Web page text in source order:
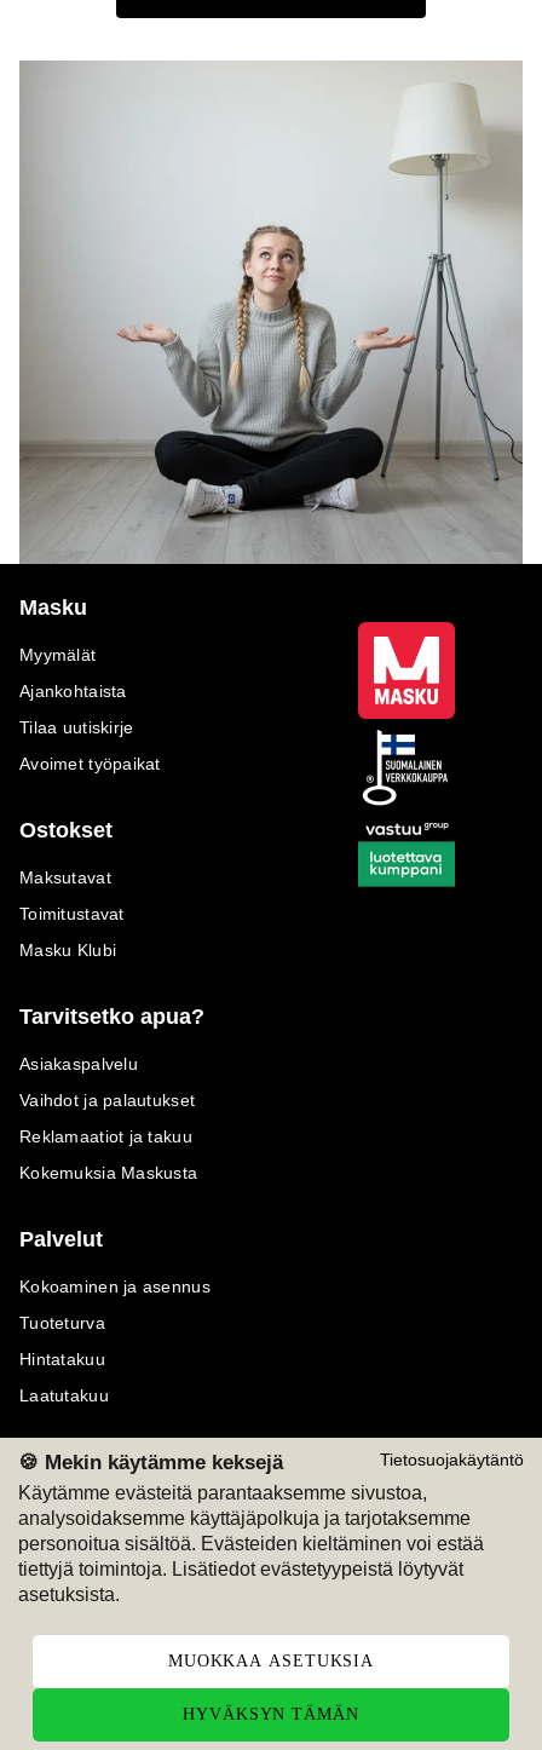
Tietosuojakäytäntö
🍪 Mekin käytämme keksejä
Käytämme evästeitä parantaaksemme sivustoa,
analysoidaksemme käyttäjäpolkuja ja tarjotaksemme
personoitua sisältöä. Evästeiden kieltäminen voi estää
tiettyjä toimintoja. Lisätiedot evästetyypeistä löytyvät
asetuksista.
MUOKKAA ASETUKSIA
HYVÄKSYN TÄMÄN
Masku
Myymälät
Ajankohtaista
Tilaa uutiskirje
Avoimet työpaikat
Ostokset
Maksutavat
Toimitustavat
Masku Klubi
Tarvitsetko apua?
Asiakaspalvelu
Vaihdot ja palautukset
Reklamaatiot ja takuu
Kokemuksia Maskusta
Palvelut
Kokoaminen ja asennus
Tuoteturva
Hintatakuu
Laatutakuu
Maksutavat
M
Seuraa meitä